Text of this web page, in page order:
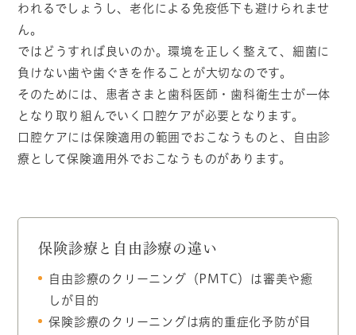
われるでしょうし、老化による免疫低下も避けられませ
ん。
ではどうすれば良いのか。環境を正しく整えて、細菌に
負けない歯や歯ぐきを作ることが大切なのです。
そのためには、患者さまと歯科医師・歯科衛生士が一体
となり取り組んでいく口腔ケアが必要となります。
口腔ケアには保険適用の範囲でおこなうものと、自由診
療として保険適用外でおこなうものがあります。
保険診療と自由診療の違い
自由診療のクリーニング（PMTC）は審美や癒
しが目的
保険診療のクリーニングは病的重症化予防が目